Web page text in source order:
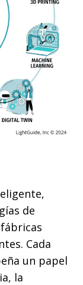
de
Cada
un papel
la